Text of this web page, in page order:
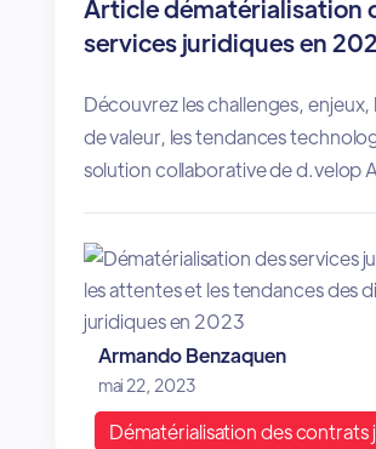
Article dématérialisation
services juridiques en
Découvrez les challenges, enjeux,
de valeur, les tendances
solution collaborative de d.velop
Armando Benzaquen
mai 22, 2023
Dématérialisation des contrats